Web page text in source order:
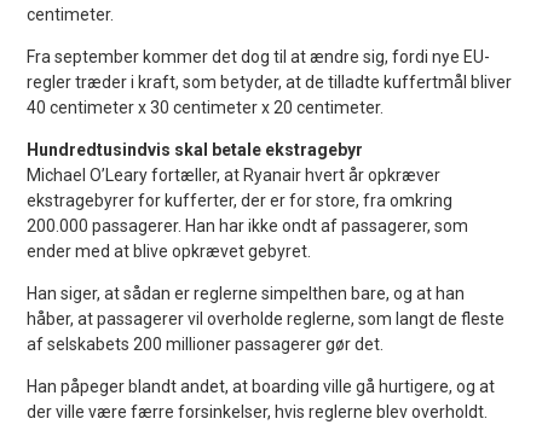
centimeter.
Fra september kommer det dog til at ændre sig, fordi nye EU-
regler træder i kraft, som betyder, at de tilladte kuffertmål bliver
40 centimeter x 30 centimeter x 20 centimeter.
Hundredtusindvis skal betale ekstragebyr
Michael O’Leary fortæller, at Ryanair hvert år opkræver
ekstragebyrer for kufferter, der er for store, fra omkring
200.000 passagerer. Han har ikke ondt af passagerer, som
ender med at blive opkrævet gebyret.
Han siger, at sådan er reglerne simpelthen bare, og at han
håber, at passagerer vil overholde reglerne, som langt de fleste
af selskabets 200 millioner passagerer gør det.
Han påpeger blandt andet, at boarding ville gå hurtigere, og at
der ville være færre forsinkelser, hvis reglerne blev overholdt.